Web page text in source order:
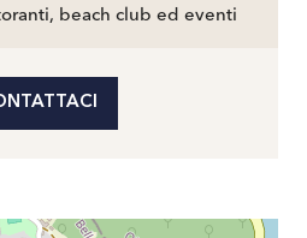
beach club ed eventi